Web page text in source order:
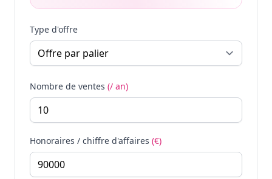
Type d'offre
Nombre de ventes (/ an)
Honoraires / chiffre d'affaires (€)